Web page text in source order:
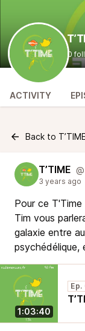
0
ACTIVITY
Back to
T’TIME
3 years ago
Pour ce T'Time
Tim vous
galaxie entre
psychédélique,
1:03:40
Ep.